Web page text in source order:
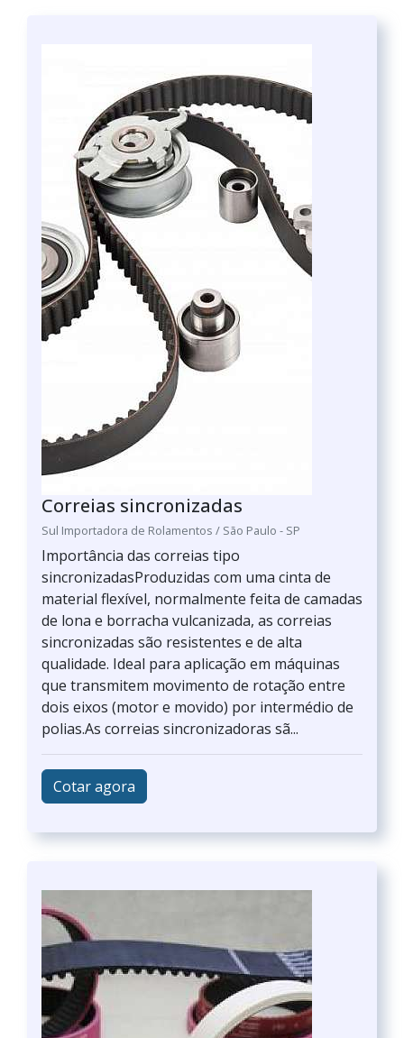
Correias sincronizadas
Sul Importadora de Rolamentos / São Paulo - SP
Importância das correias tipo
sincronizadasProduzidas com uma cinta de
material flexível, normalmente feita de camadas
de lona e borracha vulcanizada, as correias
sincronizadas são resistentes e de alta
qualidade. Ideal para aplicação em máquinas
que transmitem movimento de rotação entre
dois eixos (motor e movido) por intermédio de
polias.As correias sincronizadoras sã...
Cotar agora